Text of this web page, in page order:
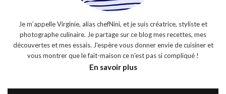
Je m’appelle Virginie, alias chefNini, et je suis créatrice, styliste et
photographe culinaire. Je partage sur ce blog mes recettes, mes
découvertes et mes essais. J'espère vous donner envie de cuisiner et
vous montrer que le fait-maison ce n'est pas si compliqué !
En savoir plus